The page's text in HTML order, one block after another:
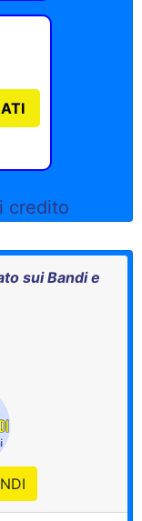
credito
sui Bandi e